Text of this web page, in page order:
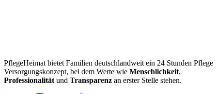
PflegeHeimat bietet Familien deutschlandweit ein 24 Stunden Pflege
Versorgungskonzept, bei dem Werte wie Menschlichkeit,
Professionalität und Transparenz an erster Stelle stehen.